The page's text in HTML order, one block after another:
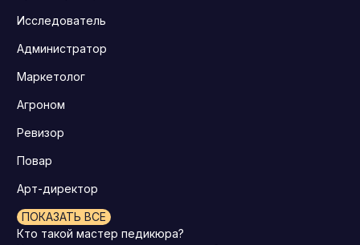
Исследователь
Администратор
Маркетолог
Агроном
Ревизор
Повар
Арт-директор
ПОКАЗАТЬ ВСЕ
Кто такой мастер педикюра?